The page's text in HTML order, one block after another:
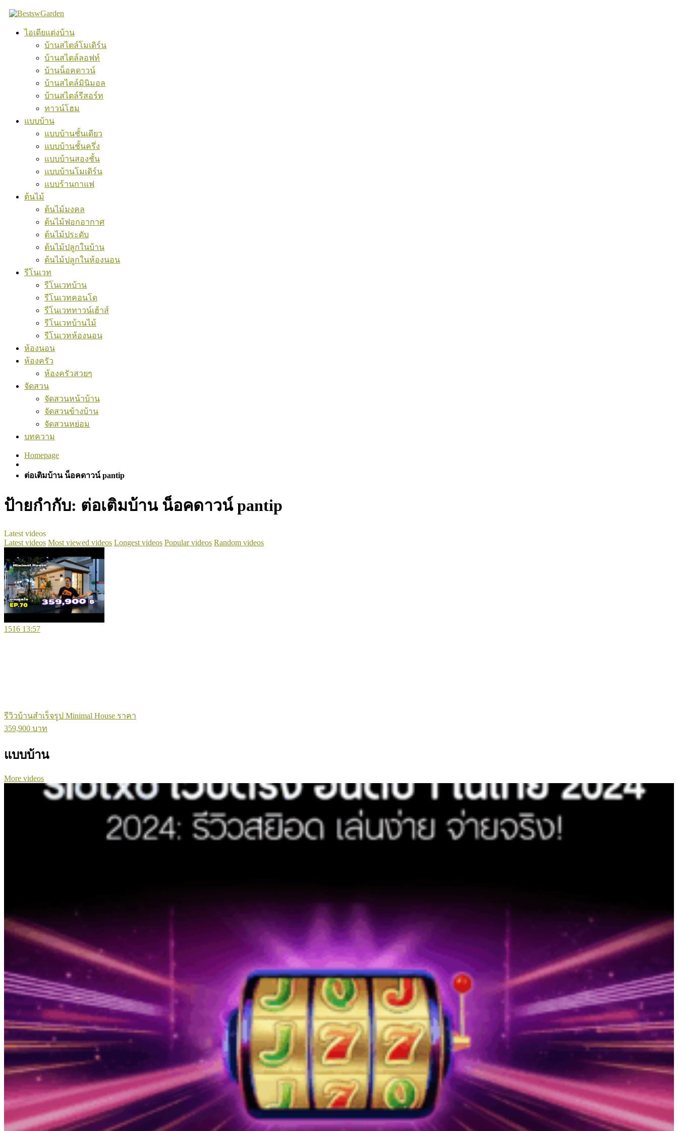
Skip
to
ไอเดียแต่งบ้าน
บ้านสไตล์โมเดิร์น
บ้านสไตล์ลอฟท์
บ้านน็อคดาวน์
บ้านสไตล์มินิมอล
บ้านสไตล์รีสอร์ท
ทาวน์โฮม
แบบบ้าน
แบบบ้านชั้นเดียว
แบบบ้านชั้นครึ่ง
แบบบ้านสองชั้น
แบบบ้านโมเดิร์น
แบบร้านกาแฟ
ต้นไม้
ต้นไม้มงคล
ต้นไม้ฟอกอากาศ
ต้นไม้ประดับ
ต้นไม้ปลูกในบ้าน
ต้นไม้ปลูกในห้องนอน
รีโนเวท
รีโนเวทบ้าน
รีโนเวทคอนโด
รีโนเวททาวน์เฮ้าส์
รีโนเวทบ้านไม้
รีโนเวทห้องนอน
ห้องนอน
ห้องครัว
ห้องครัวสวยๆ
จัดสวน
จัดสวนหน้าบ้าน
จัดสวนข้างบ้าน
จัดสวนหย่อม
บทความ
Homepage
ต่อเติมบ้าน น็อคดาวน์ pantip
ป้ายกำกับ: ต่อเติมบ้าน น็อคดาวน์ pantip
Latest videos
Latest videos Most viewed videos Longest videos Popular videos Random videos
1516 13:57
รีวิวบ้านสำเร็จรูป Minimal House ราคา
359,900 บาท
แบบบ้าน
More videos